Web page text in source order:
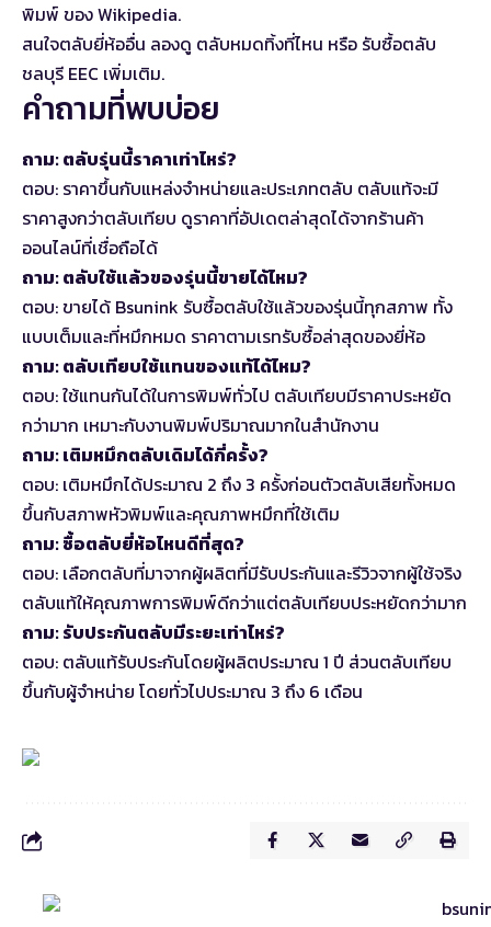
พิมพ์ ของ Wikipedia.
สนใจตลับยี่ห้ออื่น ลองดู ตลับหมดทิ้งที่ไหน หรือ รับซื้อตลับ
ชลบุรี EEC เพิ่มเติม.
คำถามที่พบบ่อย
ถาม: ตลับรุ่นนี้ราคาเท่าไหร่?
ตอบ: ราคาขึ้นกับแหล่งจำหน่ายและประเภทตลับ ตลับแท้จะมี
ราคาสูงกว่าตลับเทียบ ดูราคาที่อัปเดตล่าสุดได้จากร้านค้า
ออนไลน์ที่เชื่อถือได้
ถาม: ตลับใช้แล้วของรุ่นนี้ขายได้ไหม?
ตอบ: ขายได้ Bsunink รับซื้อตลับใช้แล้วของรุ่นนี้ทุกสภาพ ทั้ง
แบบเต็มและที่หมึกหมด ราคาตามเรทรับซื้อล่าสุดของยี่ห้อ
ถาม: ตลับเทียบใช้แทนของแท้ได้ไหม?
ตอบ: ใช้แทนกันได้ในการพิมพ์ทั่วไป ตลับเทียบมีราคาประหยัด
กว่ามาก เหมาะกับงานพิมพ์ปริมาณมากในสำนักงาน
ถาม: เติมหมึกตลับเดิมได้กี่ครั้ง?
ตอบ: เติมหมึกได้ประมาณ 2 ถึง 3 ครั้งก่อนตัวตลับเสียทั้งหมด
ขึ้นกับสภาพหัวพิมพ์และคุณภาพหมึกที่ใช้เติม
ถาม: ซื้อตลับยี่ห้อไหนดีที่สุด?
ตอบ: เลือกตลับที่มาจากผู้ผลิตที่มีรับประกันและรีวิวจากผู้ใช้จริง
ตลับแท้ให้คุณภาพการพิมพ์ดีกว่าแต่ตลับเทียบประหยัดกว่ามาก
ถาม: รับประกันตลับมีระยะเท่าไหร่?
ตอบ: ตลับแท้รับประกันโดยผู้ผลิตประมาณ 1 ปี ส่วนตลับเทียบ
ขึ้นกับผู้จำหน่าย โดยทั่วไปประมาณ 3 ถึง 6 เดือน